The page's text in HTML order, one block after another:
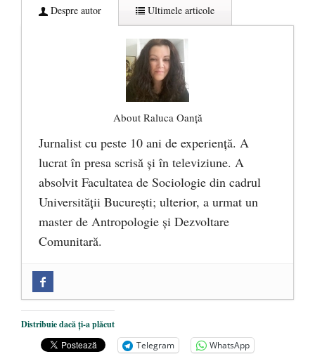
Despre autor Ultimele articole
About Raluca Oanță
Jurnalist cu peste 10 ani de experiență. A
lucrat în presa scrisă și în televiziune. A
absolvit Facultatea de Sociologie din cadrul
Universității București; ulterior, a urmat un
master de Antropologie și Dezvoltare
Comunitară.
Mănăstirea „Sfânta Ana” Rohia. Părintele
Nicolae Steinhardt, comemorat la 102 ani
de la naștere - 29 iulie 2024
Distribuie dacă ți-a plăcut
Telegram
WhatsApp